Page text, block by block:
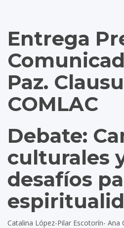
Entrega
Paz.
COMLAC
Debate:
culturales
desafíos
Catalina López-Pilar Escotorín- Ana